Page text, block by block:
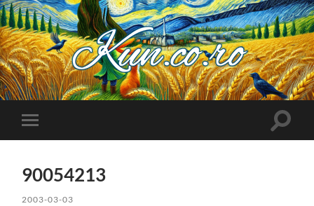
Kuncoro++
Toggle
mobile
Toggle
90054213
2003-03-03